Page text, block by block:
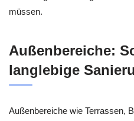
müssen.
Außenbereiche:
langlebige
Außenbereiche wie Terrassen,